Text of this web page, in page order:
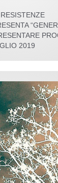
2019